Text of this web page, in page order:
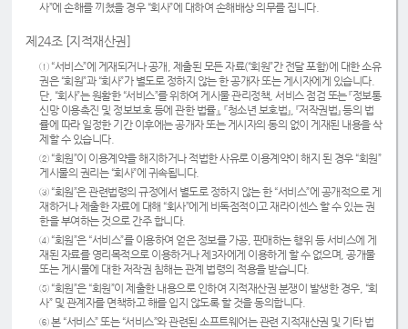
사”에 손해를 끼쳤을 경우 “회사”에 대하여 손해배상 의무를 집니다.
제24조 [지적재산권]
① “서비스”에 게재되거나 공개, 제출된 모든 자료(“회원”간 전달 포함)에 대한 소유
권은 “회원”과 “회사”가 별도로 정하지 않는 한 공개자 또는 게시자에게 있습니다.
단, “회사”는 원활한 “서비스”를 위하여 게시물 관리정책, 서비스 점검 또는 『정보통
신망 이용촉진 및 정보보호 등에 관한 법률』, 『청소년 보호법』, 『저작권법』 등의 법
률에 따라 일정한 기간 이후에는 공개자 또는 게시자의 동의 없이 게재된 내용을 삭
제할 수 있습니다.
② “회원”이 이용계약을 해지하거나 적법한 사유로 이용계약이 해지 된 경우 “회원”
게시물의 권리는 “회사”에 귀속됩니다.
③ “회원”은 관련법령의 규정에서 별도로 정하지 않는 한 “서비스”에 공개적으로 게
재하거나 제출한 자료에 대해 “회사”에게 비독점적이고 재라이센스 할 수 있는 권
한을 부여하는 것으로 간주 합니다.
④ “회원”은 “서비스”를 이용하여 얻은 정보를 가공, 판매하는 행위 등 서비스에 게
재된 자료를 영리목적으로 이용하거나 제3자에게 이용하게 할 수 없으며, 공개물
또는 게시물에 대한 저작권 침해는 관계 법령의 적용을 받습니다.
⑤ “회원”은 “회원”이 제출한 내용으로 인하여 지적재산권 분쟁이 발생한 경우, “회
사” 및 관계자를 면책하고 해를 입지 않도록 할 것을 동의합니다.
⑥ 본 “서비스” 또는 “서비스”와 관련된 소프트웨어는 관련 지적재산권 및 기타 법